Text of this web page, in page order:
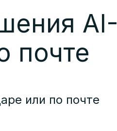
AI-
почте
или по почте